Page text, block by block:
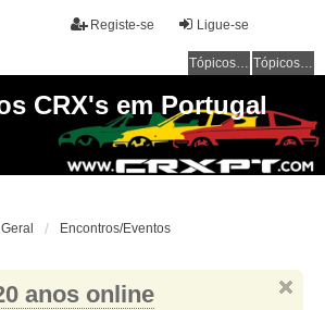
Ligue-se
Registe-se
Tópicos sem resposta Tópicos ativos
CRX's em Portugal
Geral Encontros/Eventos
anos online